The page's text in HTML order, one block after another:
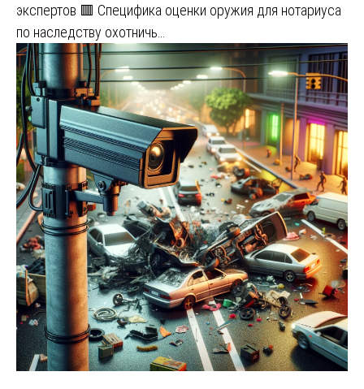
экспертов 🟥 Специфика оценки оружия для нотариуса
по наследству охотничь…